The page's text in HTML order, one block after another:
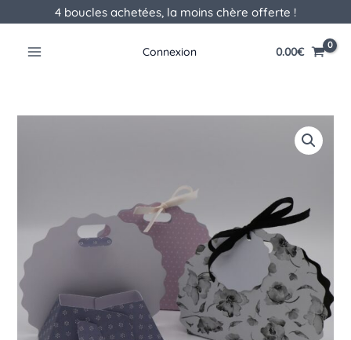
au
contenu
4 boucles achetées, la moins chère offerte !
Connexion 0.00€